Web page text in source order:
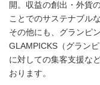
開。収益の創出・外貨
ことでのサステナブル
その他にも、グランピ
GLAMPICKS（グラン
に対しての集客支援な
おります。